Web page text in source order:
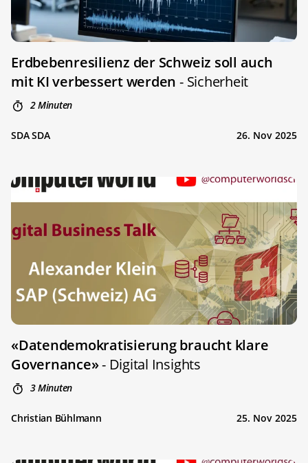
Erdbebenresilienz der Schweiz soll auch
mit KI verbessert werden - Sicherheit
2 Minuten
SDA SDA 26. Nov 2025
«Datendemokratisierung braucht klare
Governance»- Digital Insights
3 Minuten
Christian Bühlmann 25. Nov 2025